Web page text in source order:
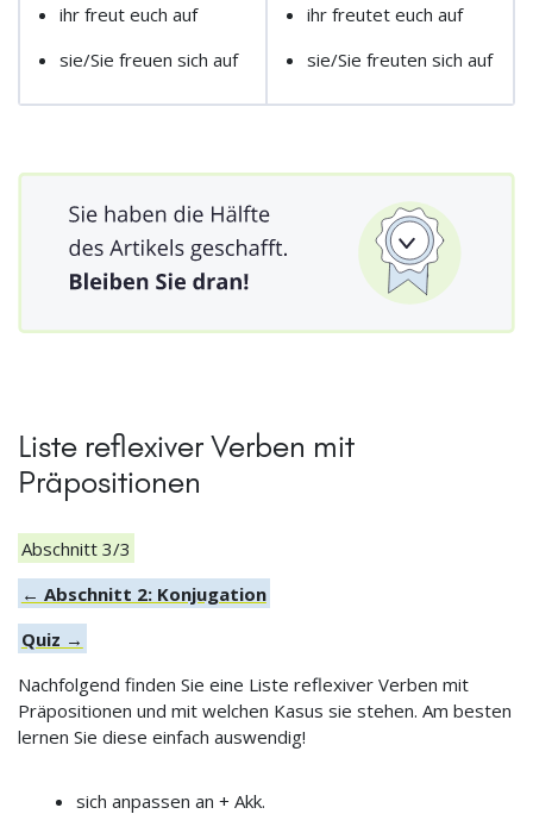
ihr freut euch auf
sie/Sie freuen sich auf
ihr freutet euch auf
sie/Sie freuten sich auf
Liste reflexiver Verben mit
Präpositionen
Abschnitt 3/3
← Abschnitt 2: Konjugation
Quiz →
Nachfolgend finden Sie eine Liste reflexiver Verben mit
Präpositionen und mit welchen Kasus sie stehen. Am besten
lernen Sie diese einfach auswendig!
sich anpassen an + Akk.